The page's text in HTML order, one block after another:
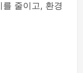
줄이고, 환경